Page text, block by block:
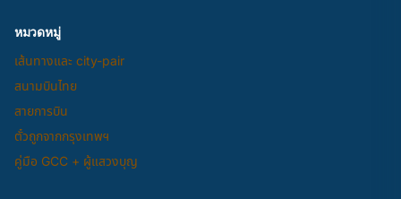
หมวดหมู่
เส้นทางและ city-pair
สนามบินไทย
สายการบิน
ตั๋วถูกจากกรุงเทพฯ
คู่มือ GCC + ผู้แสวงบุญ